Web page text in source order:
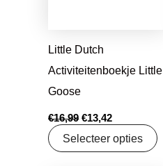
Little Dutch
Activiteitenboekje Little
Goose
€16,99 €13,42
Selecteer opties